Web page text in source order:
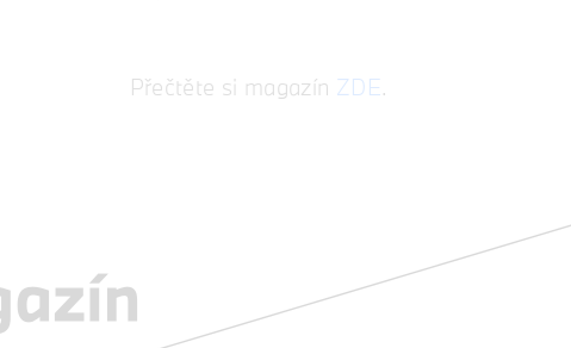
Přečtěte si magazín ZDE.